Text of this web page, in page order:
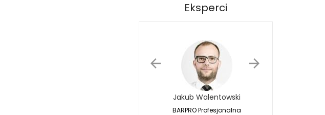
Eksperci
Jakub Walentowski
BARPRO Profesjonalna